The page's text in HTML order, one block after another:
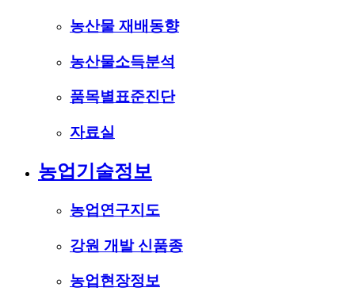
농산물 재배동향
농산물소득분석
품목별표준진단
자료실
농업기술정보
농업연구지도
강원 개발 신품종
농업현장정보